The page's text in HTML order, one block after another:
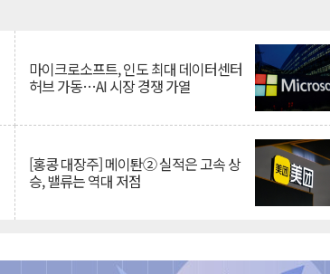
마이크로소프트, 인도 최대 데이터센터
허브 가동…AI 시장 경쟁 가열
[홍콩 대장주] 메이퇀② 실적은 고속 상
승, 밸류는 역대 저점